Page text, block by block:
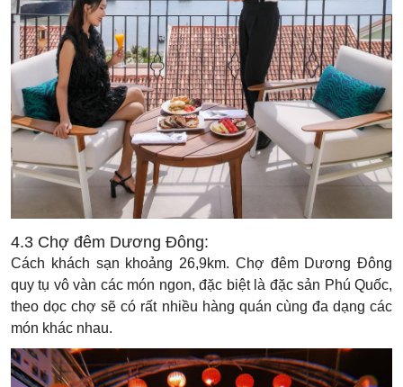
4.3 Chợ đêm Dương Đông:
Cách khách sạn khoảng 26,9km. Chợ đêm Dương Đông
quy tụ vô vàn các món ngon, đặc biệt là đặc sản Phú Quốc,
theo dọc chợ sẽ có rất nhiều hàng quán cùng đa dạng các
món khác nhau.